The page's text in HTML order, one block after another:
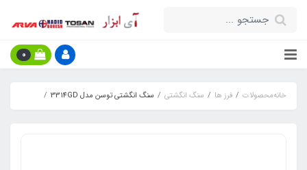
0
خانهمحصولات فرز ها سنگ انگشتی سنگ انگشتی توسن مدل 3314GD